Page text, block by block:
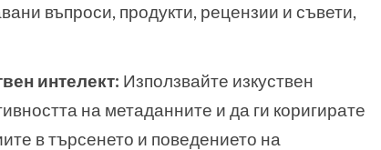
въпроси, продукти, рецензии и съвети,
интелект: Използвайте изкуствен
на метаданните и да ги коригирате
в търсенето и поведението на